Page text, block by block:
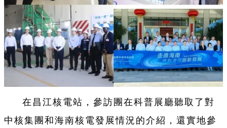
在昌江核電站，參訪團在科普展廳聽取了對
中核集團和海南核電發展情況的介紹，還實地參